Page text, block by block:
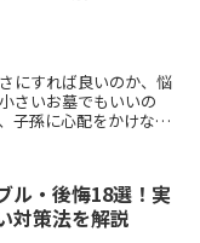
にすれば良いのか、悩
さいお墓でもいいの
子孫に心配をかけない
ル・後悔18選！実
対策法を解説